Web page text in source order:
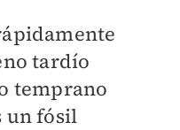
tardío
temprano
un fósil